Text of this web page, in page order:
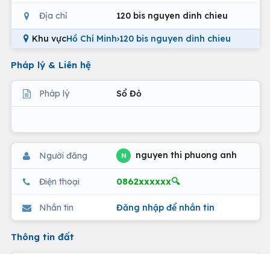
Địa chỉ 120 bis nguyen dinh chieu
Khu vựcHồ Chí Minh›120 bis nguyen dinh chieu
Pháp lý & Liên hệ
Pháp lý Sổ Đỏ
Người đăng N nguyen thi phuong anh
Điện thoại 0862xxxxxx🔍
Nhắn tin Đăng nhập để nhắn tin
Thông tin đất